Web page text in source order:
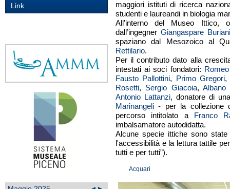
Link
maggiori istituti di ricerca
studenti e laureandi in biologia
All’interno del Museo Ittico,
dall’ingegnerGiangaspare
spaziano dal Mesozoico al
Rettilario.
Per il contributo dato alla
intestati ai soci fondatori:
Fausto Pallottini, Primo Gregori
Rosetti, Sergio Giacoia, Albano
Antonio Lattanzi, donatore di
Marinangeli - per la collezione
percorso intitolato a Franco
imbalsamatore autodidatta.
Alcune specie ittiche sono
l'accessibilità e la lettura tattile
tutti e per tutti”).
Acquari